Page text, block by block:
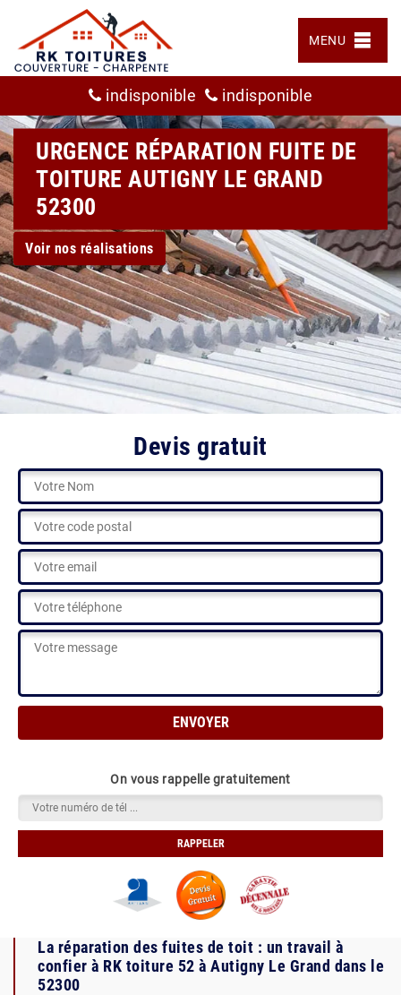
MENU
indisponible indisponible
URGENCE RÉPARATION FUITE DE
TOITURE AUTIGNY LE GRAND
52300
Voir nos réalisations
Devis gratuit
On vous rappelle gratuitement
La réparation des fuites de toit : un travail à
confier à RK toiture 52 à Autigny Le Grand dans le
52300